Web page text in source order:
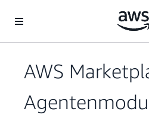
Überspringen zum Hauptinhalt
AWS